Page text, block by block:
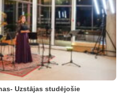
Uzstājas studējošie